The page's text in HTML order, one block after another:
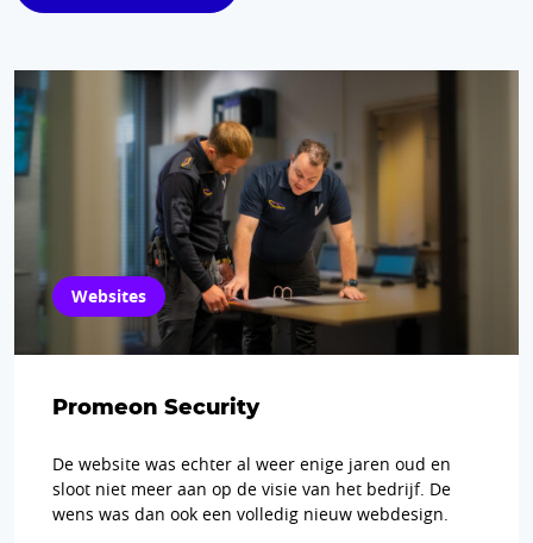
Websites
Promeon Security
De website was echter al weer enige jaren oud en
sloot niet meer aan op de visie van het bedrijf. De
wens was dan ook een volledig nieuw webdesign.